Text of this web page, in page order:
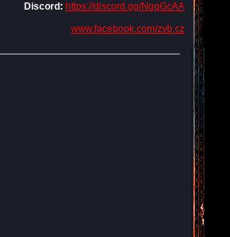
Discord: https://discord.gg/NqqGcAA
www.facebook.com/zvb.cz